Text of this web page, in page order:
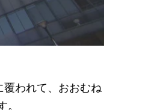
われて、おおむね